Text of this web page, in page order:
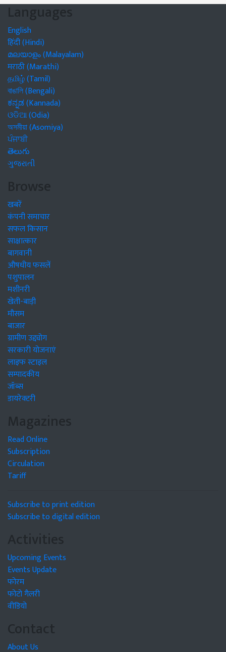
Languages
English
हिंदी (Hindi)
മലയാളം (Malayalam)
मराठी (Marathi)
தமிழ் (Tamil)
বাঙালি (Bengali)
ಕನ್ನಡ (Kannada)
ଓଡିଆ (Odia)
অসমীয়া (Asomiya)
ਪੰਜਾਬੀ
తెలుగు
ગુજરાતી
Browse
खबरें
कंपनी समाचार
सफल किसान
साक्षात्कार
बागवानी
औषधीय फसलें
पशुपालन
मशीनरी
खेती-बाड़ी
मौसम
बाजार
ग्रामीण उद्द्योग
सरकारी योजनाएं
लाइफ स्टाइल
सम्पादकीय
जॉब्स
डायरेक्टरी
Magazines
Read Online
Subscription
Circulation
Tariff
Subscribe to print edition
Subscribe to digital edition
Activities
Upcoming Events
Events Update
फोरम
फोटो गैलरी
वीडियो
Contact
About Us